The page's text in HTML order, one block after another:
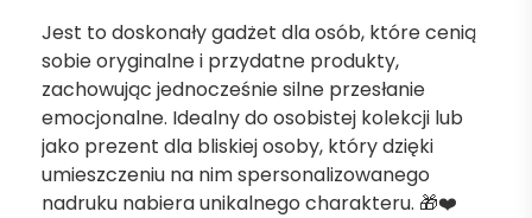
Jest to doskonały gadżet dla osób, które cenią
sobie oryginalne i przydatne produkty,
zachowując jednocześnie silne przesłanie
emocjonalne. Idealny do osobistej kolekcji lub
jako prezent dla bliskiej osoby, który dzięki
umieszczeniu na nim spersonalizowanego
nadruku nabiera unikalnego charakteru. 🎁❤️